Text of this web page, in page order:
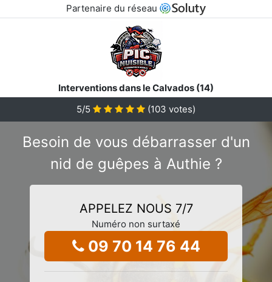
Partenaire du réseau
Interventions dans le Calvados (14)
5/5 (103 votes)
Besoin de vous débarrasser d'un
nid de guêpes à Authie ?
APPELEZ NOUS 7/7
Numéro non surtaxé
09 70 14 76 44